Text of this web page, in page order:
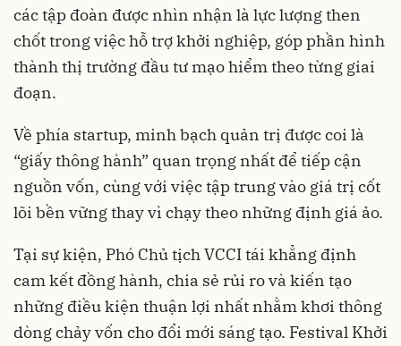
các tập đoàn được nhìn nhận là lực lượng then
chốt trong việc hỗ trợ khởi nghiệp, góp phần hình
thành thị trường đầu tư mạo hiểm theo từng giai
đoạn.
Về phía startup, minh bạch quản trị được coi là
“giấy thông hành” quan trọng nhất để tiếp cận
nguồn vốn, cùng với việc tập trung vào giá trị cốt
lõi bền vững thay vì chạy theo những định giá ảo.
Tại sự kiện, Phó Chủ tịch VCCI tái khẳng định
cam kết đồng hành, chia sẻ rủi ro và kiến tạo
những điều kiện thuận lợi nhất nhằm khơi thông
dòng chảy vốn cho đổi mới sáng tạo. Festival Khởi